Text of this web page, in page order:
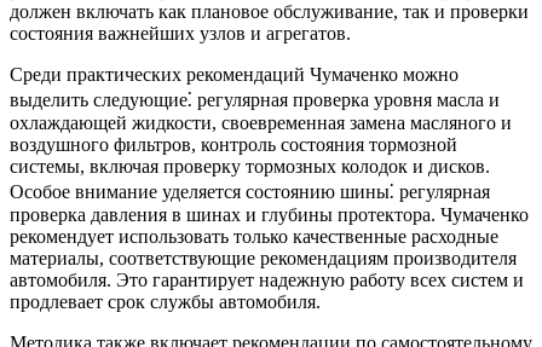
должен включать как плановое обслуживание, так и проверки
состояния важнейших узлов и агрегатов.
Среди практических рекомендаций Чумаченко можно
выделить следующие⁚ регулярная проверка уровня масла и
охлаждающей жидкости, своевременная замена масляного и
воздушного фильтров, контроль состояния тормозной
системы, включая проверку тормозных колодок и дисков.
Особое внимание уделяется состоянию шины⁚ регулярная
проверка давления в шинах и глубины протектора. Чумаченко
рекомендует использовать только качественные расходные
материалы, соответствующие рекомендациям производителя
автомобиля. Это гарантирует надежную работу всех систем и
продлевает срок службы автомобиля.